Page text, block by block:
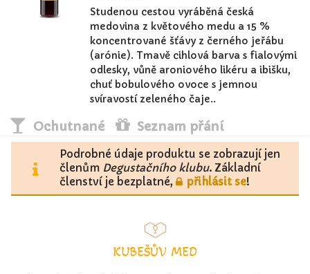
Studenou cestou vyráběná česká
medovina z květového medu a 15 %
koncentrované šťávy z černého jeřábu
(arónie). Tmavě cihlová barva s fialovými
odlesky, vůně aroniového likéru a ibišku,
chuť bobulového ovoce s jemnou
svíravostí zeleného čaje..
Ochutnané Seznam přání
Podrobné údaje produktu se zobrazují jen
členům Degustačního klubu. Základní
členství je bezplatné,
přihlásit se!
KUBEŠŮV MED